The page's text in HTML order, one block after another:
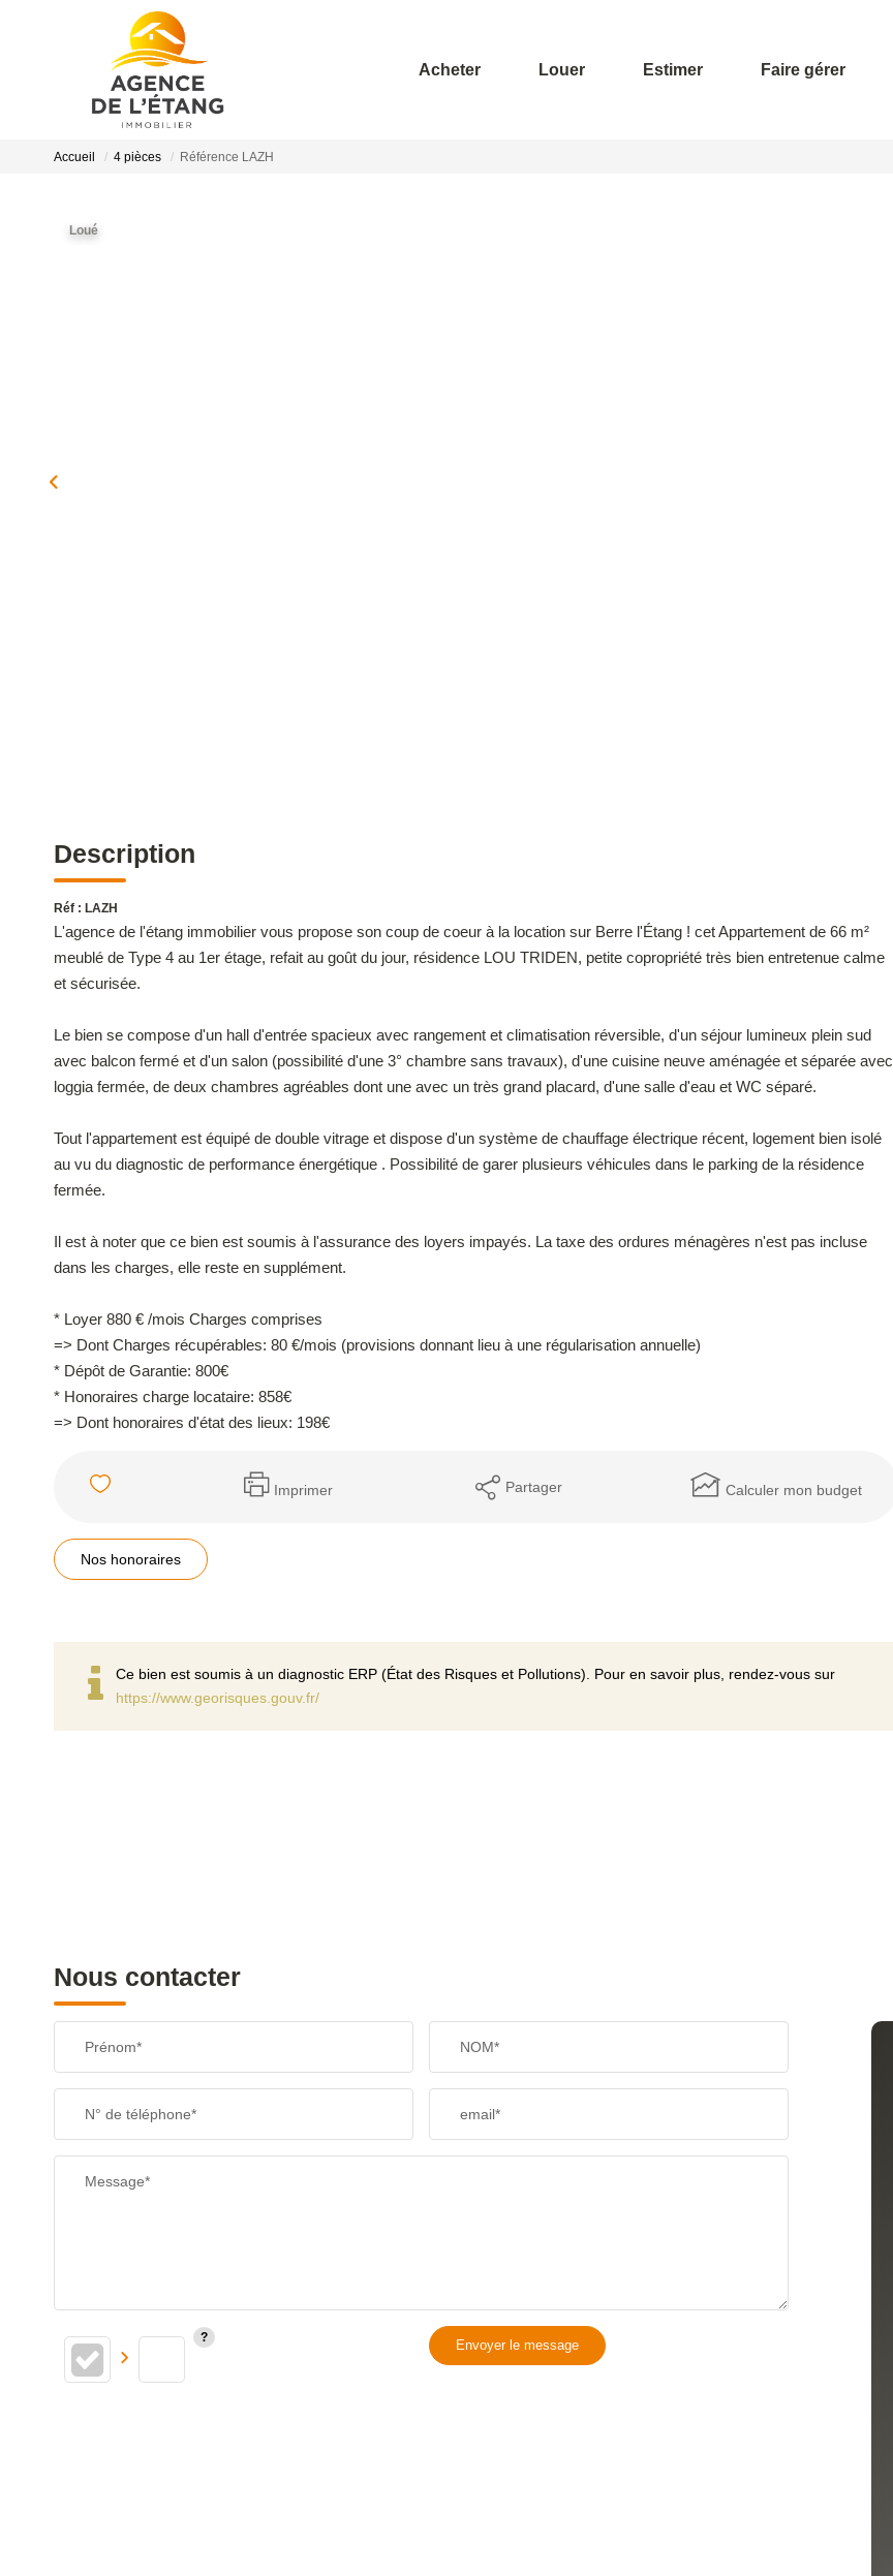
Acheter Louer Estimer Faire gérer
Accueil 4 pièces Référence LAZH
Loué
Description
Réf : LAZH
L'agence de l'étang immobilier vous propose son coup de coeur à la location sur Berre l'Étang ! cet Appartement de 66 m²
meublé de Type 4 au 1er étage, refait au goût du jour, résidence LOU TRIDEN, petite copropriété très bien entretenue calme
et sécurisée.
Le bien se compose d'un hall d'entrée spacieux avec rangement et climatisation réversible, d'un séjour lumineux plein sud
avec balcon fermé et d'un salon (possibilité d'une 3° chambre sans travaux), d'une cuisine neuve aménagée et séparée avec
loggia fermée, de deux chambres agréables dont une avec un très grand placard, d'une salle d'eau et WC séparé.
Tout l'appartement est équipé de double vitrage et dispose d'un système de chauffage électrique récent, logement bien isolé
au vu du diagnostic de performance énergétique . Possibilité de garer plusieurs véhicules dans le parking de la résidence
fermée.
Il est à noter que ce bien est soumis à l'assurance des loyers impayés. La taxe des ordures ménagères n'est pas incluse
dans les charges, elle reste en supplément.
* Loyer 880 € /mois Charges comprises
=> Dont Charges récupérables: 80 €/mois (provisions donnant lieu à une régularisation annuelle)
* Dépôt de Garantie: 800€
* Honoraires charge locataire: 858€
=> Dont honoraires d'état des lieux: 198€
Imprimer Partager Calculer mon budget
Nos honoraires
Ce bien est soumis à un diagnostic ERP (État des Risques et Pollutions). Pour en savoir plus, rendez-vous sur
https://www.georisques.gouv.fr/
Nous contacter
Prénom* NOM*
N° de téléphone* email*
Message*
Envoyer le message